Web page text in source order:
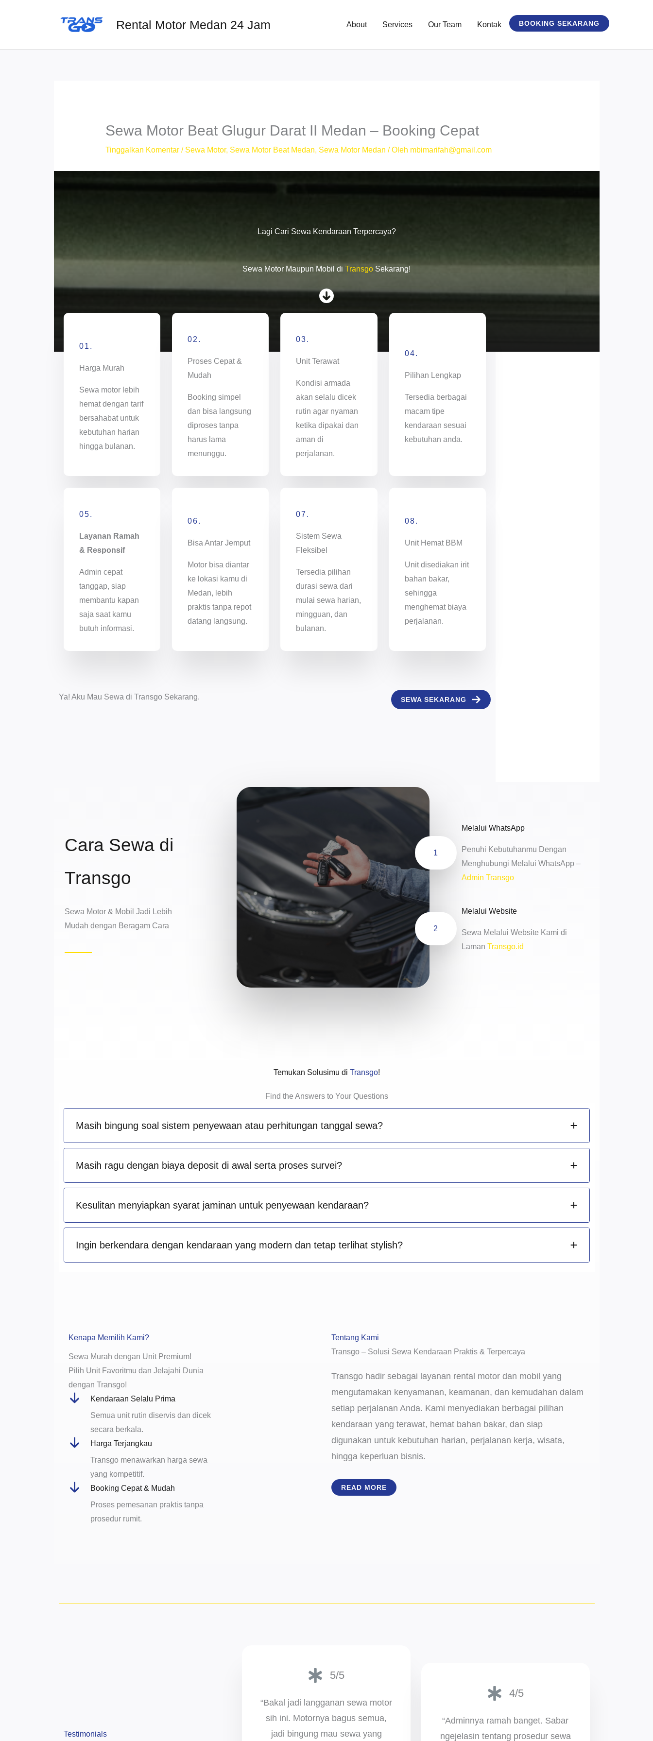
Rental Motor Medan 24 Jam About Services Our Team Kontak BOOKING SEKARANG
Sewa Motor Beat Glugur Darat II Medan – Booking Cepat
Tinggalkan Komentar / Sewa Motor, Sewa Motor Beat Medan, Sewa Motor Medan / Oleh mbimarifah@gmail.com
Lagi Cari Sewa Kendaraan Terpercaya?
Sewa Motor Maupun Mobil di Transgo Sekarang!
01.
Harga Murah
Sewa motor lebih
hemat dengan tarif
bersahabat untuk
kebutuhan harian
hingga bulanan.
02.
Proses Cepat &
Mudah
Booking simpel
dan bisa langsung
diproses tanpa
harus lama
menunggu.
03.
Unit Terawat
Kondisi armada
akan selalu dicek
rutin agar nyaman
ketika dipakai dan
aman di
perjalanan.
04.
Pilihan Lengkap
Tersedia berbagai
macam tipe
kendaraan sesuai
kebutuhan anda.
05.
Layanan Ramah
& Responsif
Admin cepat
tanggap, siap
membantu kapan
saja saat kamu
butuh informasi.
06.
Bisa Antar Jemput
Motor bisa diantar
ke lokasi kamu di
Medan, lebih
praktis tanpa repot
datang langsung.
07.
Sistem Sewa
Fleksibel
Tersedia pilihan
durasi sewa dari
mulai sewa harian,
mingguan, dan
bulanan.
08.
Unit Hemat BBM
Unit disediakan irit
bahan bakar,
sehingga
menghemat biaya
perjalanan.
Ya! Aku Mau Sewa di Transgo Sekarang. SEWA SEKARANG
Cara Sewa di
Transgo
Sewa Motor & Mobil Jadi Lebih
Mudah dengan Beragam Cara
1
Melalui WhatsApp
Penuhi Kebutuhanmu Dengan
Menghubungi Melalui WhatsApp –
Admin Transgo
2
Melalui Website
Sewa Melalui Website Kami di
Laman Transgo.id
Temukan Solusimu di Transgo!
Find the Answers to Your Questions
Masih bingung soal sistem penyewaan atau perhitungan tanggal sewa?
Masih ragu dengan biaya deposit di awal serta proses survei?
Kesulitan menyiapkan syarat jaminan untuk penyewaan kendaraan?
Ingin berkendara dengan kendaraan yang modern dan tetap terlihat stylish?
Kenapa Memilih Kami?
Sewa Murah dengan Unit Premium!
Pilih Unit Favoritmu dan Jelajahi Dunia
dengan Transgo!
Kendaraan Selalu Prima
Semua unit rutin diservis dan dicek
secara berkala.
Harga Terjangkau
Transgo menawarkan harga sewa
yang kompetitif.
Booking Cepat & Mudah
Proses pemesanan praktis tanpa
prosedur rumit.
Tentang Kami
Transgo – Solusi Sewa Kendaraan Praktis & Terpercaya
Transgo hadir sebagai layanan rental motor dan mobil yang
mengutamakan kenyamanan, keamanan, dan kemudahan dalam
setiap perjalanan Anda. Kami menyediakan berbagai pilihan
kendaraan yang terawat, hemat bahan bakar, dan siap
digunakan untuk kebutuhan harian, perjalanan kerja, wisata,
hingga keperluan bisnis.
READ MORE
Testimonials
5/5
“Bakal jadi langganan sewa motor
sih ini. Motornya bagus semua,
jadi bingung mau sewa yang
4/5
“Adminnya ramah banget. Sabar
ngejelasin tentang prosedur sewa